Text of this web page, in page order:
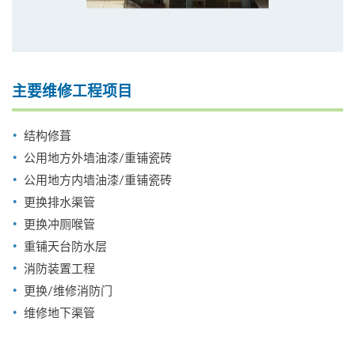
主要维修工程项目
结构修葺
公用地方外墙油漆/重铺瓷砖
公用地方内墙油漆/重铺瓷砖
更换排水渠管
更换冲厕喉管
重铺天台防水层
消防装置工程
更换/维修消防门
维修地下渠管